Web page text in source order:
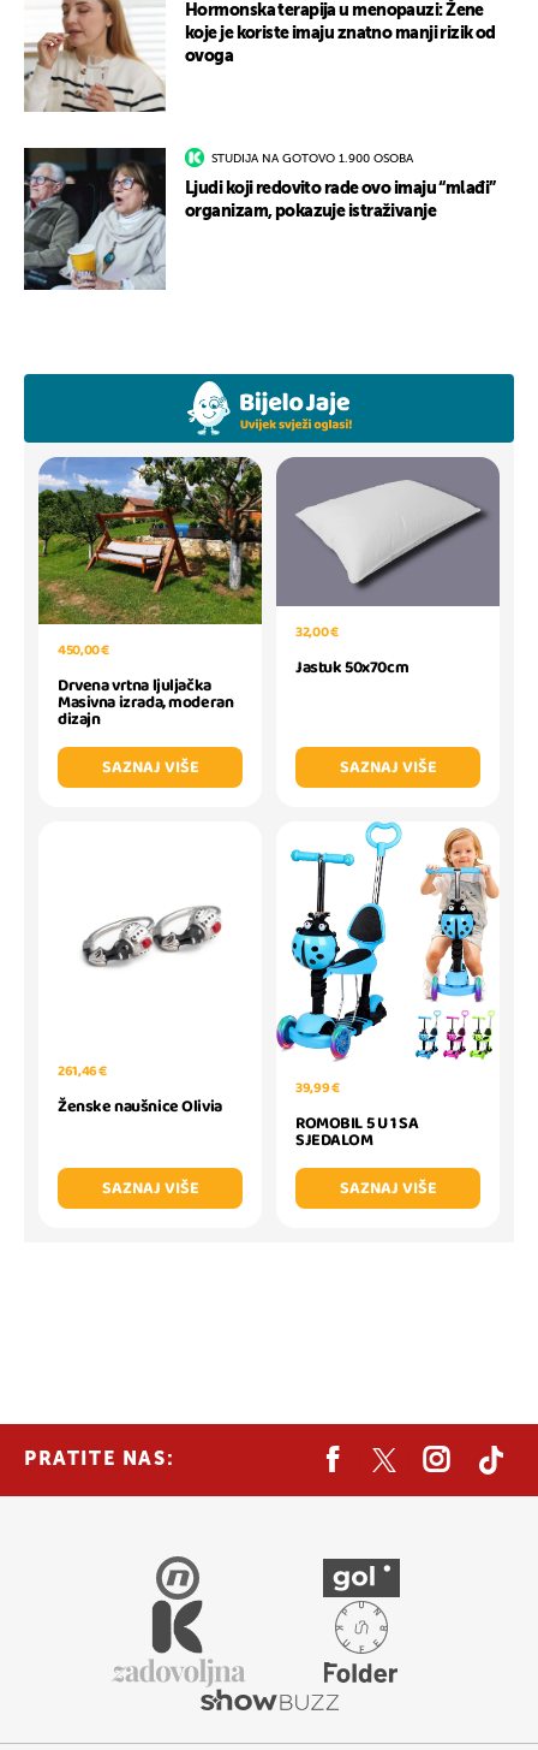
Hormonska terapija u menopauzi: Žene
koje je koriste imaju znatno manji rizik od
ovoga
STUDIJA NA GOTOVO 1.900 OSOBA
Ljudi koji redovito rade ovo imaju “mlađi”
organizam, pokazuje istraživanje
450,00 €
Drvena vrtna ljuljačka
Masivna izrada, moderan
dizajn
SAZNAJ VIŠE
32,00 €
Jastuk 50x70cm
SAZNAJ VIŠE
261,46 €
Ženske naušnice Olivia
SAZNAJ VIŠE
39,99 €
ROMOBIL 5 U 1 SA
SJEDALOM
SAZNAJ VIŠE
PRATITE NAS: